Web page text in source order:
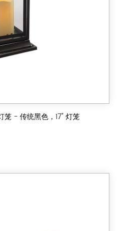
笼 - 传统黑色，17" 灯笼